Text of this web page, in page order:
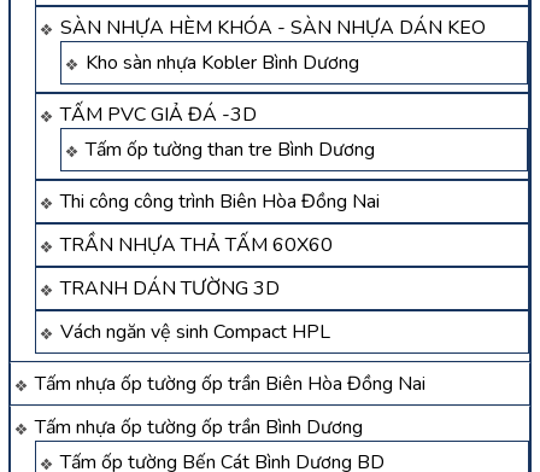
SÀN NHỰA HÈM KHÓA - SÀN NHỰA DÁN KEO
Kho sàn nhựa Kobler Bình Dương
TẤM PVC GIẢ ĐÁ -3D
Tấm ốp tường than tre Bình Dương
Thi công công trình Biên Hòa Đồng Nai
TRẦN NHỰA THẢ TẤM 60X60
TRANH DÁN TƯỜNG 3D
Vách ngăn vệ sinh Compact HPL
Tấm nhựa ốp tường ốp trần Biên Hòa Đồng Nai
Tấm nhựa ốp tường ốp trần Bình Dương
Tấm ốp tường Bến Cát Bình Dương BD